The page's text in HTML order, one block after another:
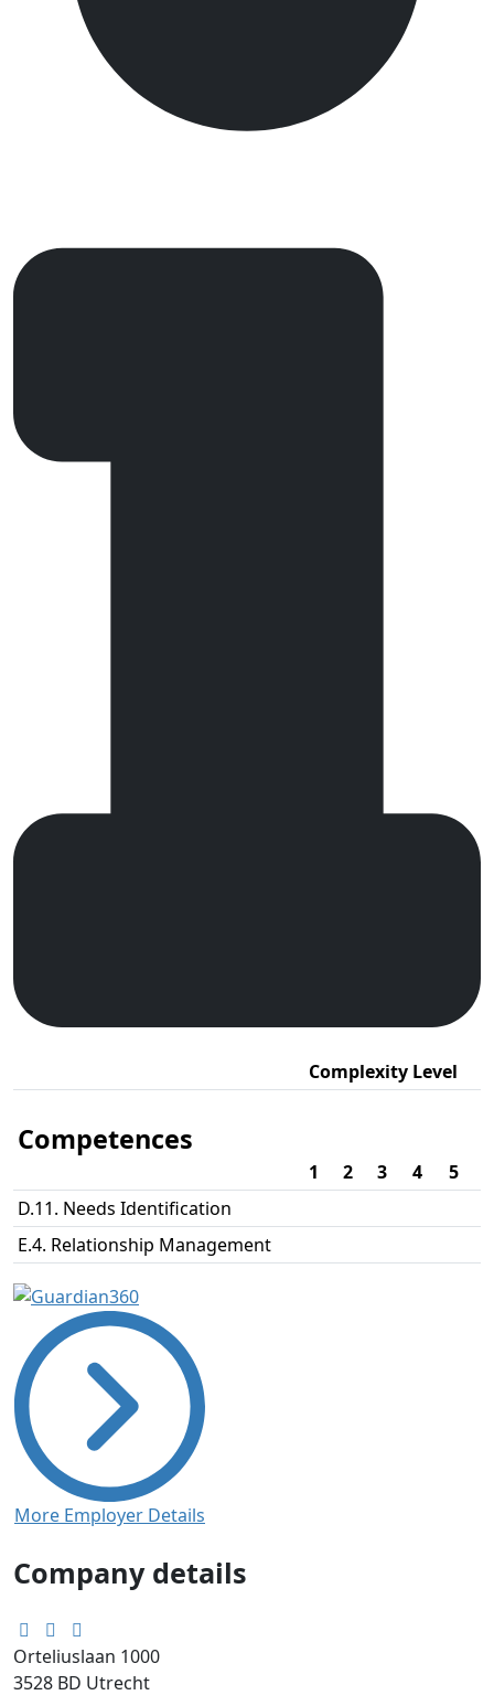
Complexity Level
Competences
1 2 3 4
5
D.11. Needs Identification
E.4. Relationship Management
More Employer Details
Company details
Orteliuslaan 1000
3528 BD Utrecht